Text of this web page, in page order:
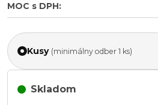
MOC s DPH:
Kusy (minimálny odber 1 ks)
Skladom